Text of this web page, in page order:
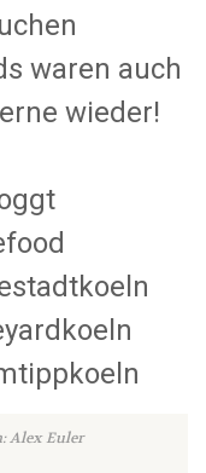
waren auch
wieder!
Alex Euler